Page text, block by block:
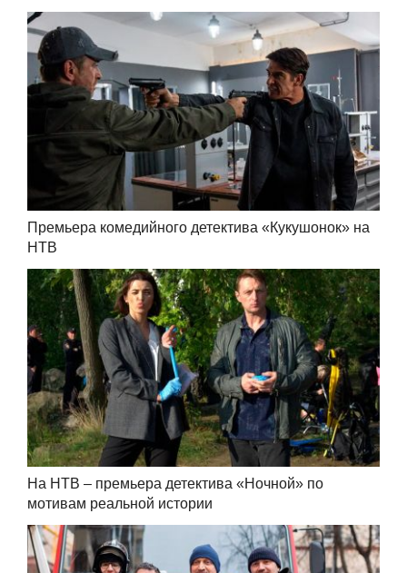
Премьера комедийного детектива «Кукушонок» на
НТВ
На НТВ – премьера детектива «Ночной» по
мотивам реальной истории